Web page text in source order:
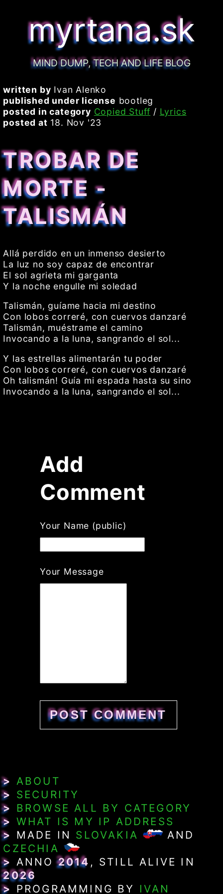
myrtana.sk
MIND DUMP, TECH AND LIFE BLOG
written by Ivan Alenko
published under license bootleg
posted in category Copied Stuff / Lyrics
posted at 18. Nov '23
TROBAR DE
MORTE -
TALISMÁN
Allá perdido en un inmenso desierto
La luz no soy capaz de encontrar
El sol agrieta mi garganta
Y la noche engulle mi soledad
Talismán, guíame hacia mi destino
Con lobos correré, con cuervos danzaré
Talismán, muéstrame el camino
Invocando a la luna, sangrando el sol...
Y las estrellas alimentarán tu poder
Con lobos correré, con cuervos danzaré
Oh talismán! Guía mi espada hasta su sino
Invocando a la luna, sangrando el sol...
Add
Comment
If
you
human,
Your Name (public)
Your Message
> MADE IN SLOVAKIA
AND
CZECHIA
> ANNO2014 , STILL ALIVE IN
2026
> PROGRAMMING BY IVAN
> ABOUT
> SECURITY
> BROWSE ALL BY CATEGORY
> WHAT IS MY IP ADDRESS